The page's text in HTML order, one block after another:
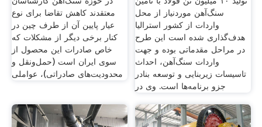
معتقدند کاهش تقاضا برای نوع
عیار پایین آن از طرف چین در
کنار برخی دیگر از مشکلات که
خاص صادرات این محصول از
سوی ایران است (حمل‌ونقل‌ و
محدودیت‌های صادراتی)، عواملی
سنگ‌آهن موردنیاز از محل
واردات از کشور استرالیا
هدف‌گذاری شده است این طرح
در مراحل مقدماتی بوده و جهت
واردات سنگ‌آهن، احداث
تاسیسات زیربنایی و توسعه بنادر
جزو برنامه‌ها است. وی در